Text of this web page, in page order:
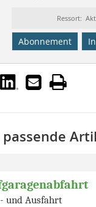
Ressort:
Abonnement
und Ausfahrt